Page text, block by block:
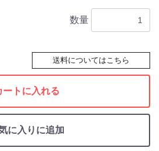
数量
送料についてはこちら
ートに入れる
に入りに追加